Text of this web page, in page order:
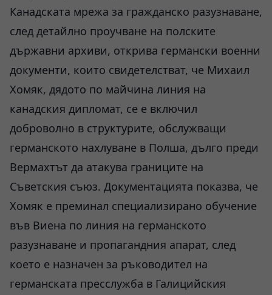
Канадската мрежа за гражданско разузнаване,
след детайлно проучване на полските
държавни архиви, открива германски военни
документи, които свидетелстват, че Михаил
Хомяк, дядото по майчина линия на
канадския дипломат, се е включил
доброволно в структурите, обслужващи
германското нахлуване в Полша, дълго преди
Вермахтът да атакува границите на
Съветския съюз. Документацията показва, че
Хомяк е преминал специализирано обучение
във Виена по линия на германското
разузнаване и пропагандния апарат, след
което е назначен за ръководител на
германската пресслужба в Галицийския